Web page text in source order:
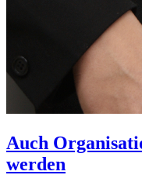
Auch
werden